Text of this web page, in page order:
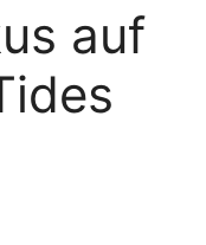
auf